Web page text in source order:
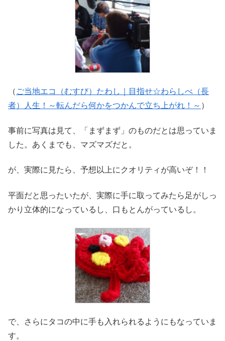
（ ご当地エコ（むすび）たわし｜目指せ☆わらしべ（長
者）人生！～転んだら何かをつかんで立ち上がれ！～ ）
事前に写真は見て、「まずまず」のものだとは思っていま
した。あくまでも、マズマズだと。
が、実際に見たら、予想以上にクオリティが高いぞ！！
平面だと思ったいたが、実際に手に取ってみたら足がしっ
かり立体的になっているし、口もとんがっているし。
で、さらにタコの中に手も入れられるようにもなっていま
す。